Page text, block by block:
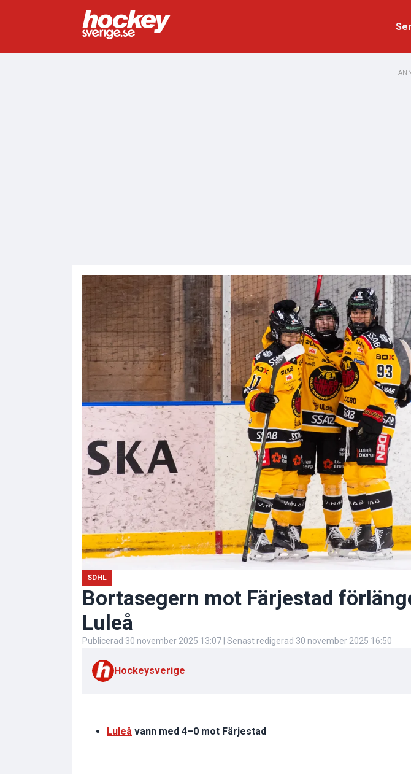
SDHL
Bortasegern mot Färjestad
Luleå
Publicerad 30 november 2025 13:07 | Senast redigerad 30 november 2025 16:50
Hockeysverige
Luleå vann med 4–0 mot Färjestad